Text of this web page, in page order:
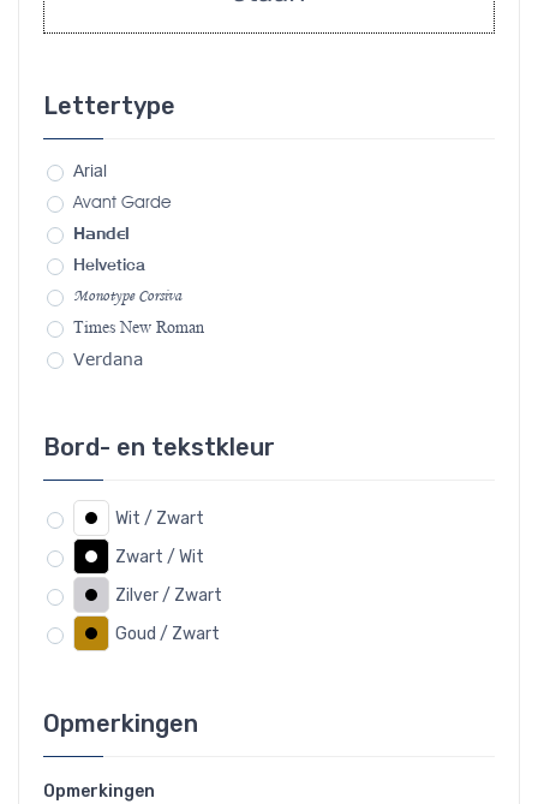
Lettertype
Arial
Avant Garde
Handel
Helvetica
Monotype Corsiva
Times New Roman
Verdana
Bord- en tekstkleur
Wit / Zwart
Zwart / Wit
Zilver / Zwart
Goud / Zwart
Opmerkingen
Opmerkingen